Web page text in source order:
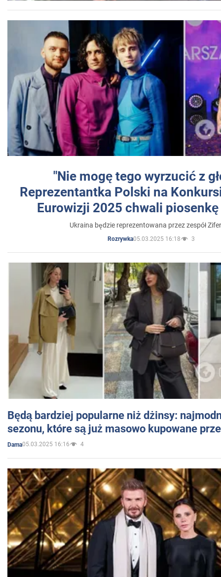
"Nie mogę tego wyrzucić z
Reprezentantka Polski na
Eurowizji 2025 chwali
Ukraina będzie reprezentowana przez zespół
Rozrywka05.03.2025 16:18 3
Będą bardziej popularne niż dżinsy:
sezonu, które są już masowo kupowane
Dama05.03.2025 16:16 4